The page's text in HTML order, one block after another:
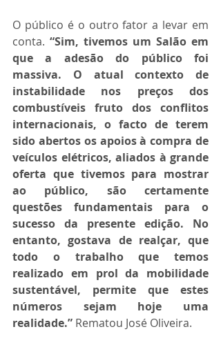
O público é o outro fator a levar em
conta. “Sim, tivemos um Salão em
que a adesão do público foi
massiva. O atual contexto de
instabilidade nos preços dos
combustíveis fruto dos conflitos
internacionais, o facto de terem
sido abertos os apoios à compra de
veículos elétricos, aliados à grande
oferta que tivemos para mostrar
ao público, são certamente
questões fundamentais para o
sucesso da presente edição. No
entanto, gostava de realçar, que
todo o trabalho que temos
realizado em prol da mobilidade
sustentável, permite que estes
números sejam hoje uma
realidade.” Rematou José Oliveira.